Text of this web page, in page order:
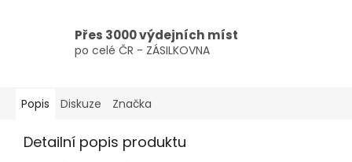
Přes 3000 výdejních míst
po celé ČR - ZÁSILKOVNA
Popis Diskuze Značka
Detailní popis produktu